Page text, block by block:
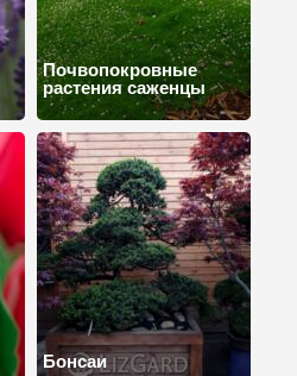
Почвопокровные
растения саженцы
Бонсаи